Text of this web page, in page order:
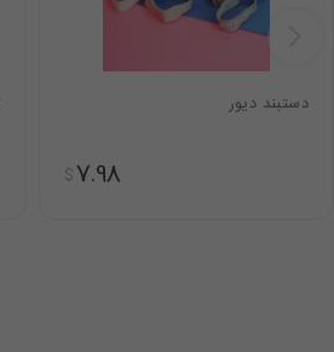
دستبند دیور
$7.98